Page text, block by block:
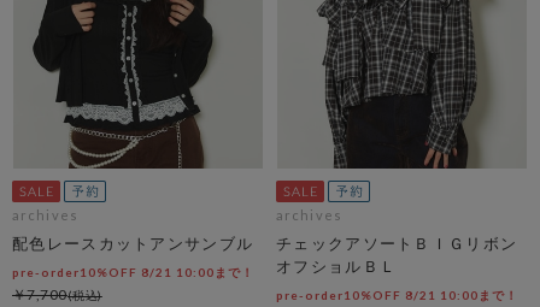
archives
配色レースカットアンサンブル
pre-order10%OFF 8/21 10:00まで！
￥7,700
archives
チェックアソートＢＩＧリボン
オフショルＢＬ
pre-order10%OFF 8/21 10:00まで！